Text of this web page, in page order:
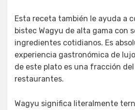
Esta receta también le ayuda a
bistec Wagyu de alta gama con
ingredientes cotidianos. Es
experiencia gastronómica de
de este plato es una fracción
restaurantes.
Wagyu significa literalmente